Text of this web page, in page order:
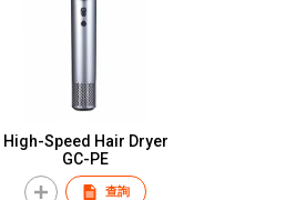
High-Speed Hair Dryer
GC-PE
查詢